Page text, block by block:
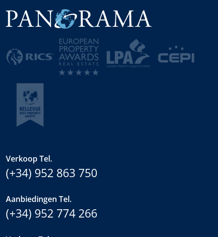
Verkoop Tel.
(+34) 952 863 750
Aanbiedingen Tel.
(+34) 952 774 266